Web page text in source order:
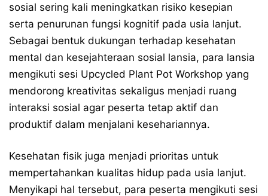
sosial sering kali meningkatkan risiko kesepian
serta penurunan fungsi kognitif pada usia lanjut.
Sebagai bentuk dukungan terhadap kesehatan
mental dan kesejahteraan sosial lansia, para lansia
mengikuti sesi Upcycled Plant Pot Workshop yang
mendorong kreativitas sekaligus menjadi ruang
interaksi sosial agar peserta tetap aktif dan
produktif dalam menjalani kesehariannya.
Kesehatan fisik juga menjadi prioritas untuk
mempertahankan kualitas hidup pada usia lanjut.
Menyikapi hal tersebut, para peserta mengikuti sesi